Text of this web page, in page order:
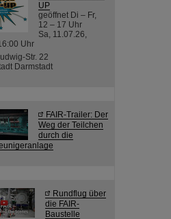
UP
geöffnet Di – Fr,
12 – 17 Uhr
Sa, 11.07.26,
Uhr
Str. 22
Darmstadt
FAIR-Trailer: Der
Weg der Teilchen
durch die
Rundflug über
die FAIR-
Baustelle